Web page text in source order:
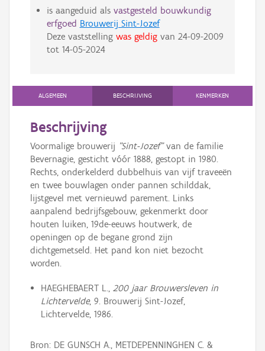
is aangeduid als vastgesteld bouwkundig
erfgoed Brouwerij Sint-Jozef
Deze vaststelling was geldigvan 24-09-2009
tot 14-05-2024
ALGEMEEN BESCHRIJVING KENMERKEN
Beschrijving
Voormalige brouwerij "Sint-Jozef"van de familie
Bevernagie, gesticht vóór 1888, gestopt in 1980.
Rechts, onderkelderd dubbelhuis van vijf traveeën
en twee bouwlagen onder pannen schilddak,
lijstgevel met vernieuwd parement. Links
aanpalend bedrijfsgebouw, gekenmerkt door
houten luiken, 19de-eeuws houtwerk, de
openingen op de begane grond zijn
dichtgemetseld. Het pand kon niet bezocht
worden.
HAEGHEBAERT L., 200 jaar Brouwersleven in
Lichtervelde, 9. Brouwerij Sint-Jozef,
Lichtervelde, 1986.
Bron: DE GUNSCH A., METDEPENNINGHEN C. &